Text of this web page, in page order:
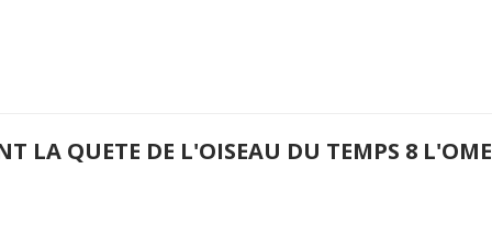
LA QUETE DE L'OISEAU DU TEMPS 8